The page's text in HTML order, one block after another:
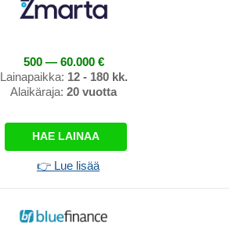
500 — 60.000 €
Lainapaikka: 12 - 180 kk.
Alaikäraja: 20 vuotta
HAE LAINAA
👉 Lue lisää